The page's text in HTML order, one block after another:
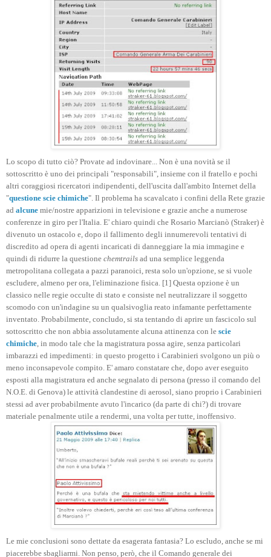
Lo scopo di tutto ciò? Provate ad indovinare... Non è una novità se il
sottoscritto è uno dei principali "responsabili", insieme con il fratello e pochi
altri coraggiosi ricercatori indipendenti, dell'uscita dall'ambito Internet della
"questione scie chimiche". Il problema ha scavalcato i confini della Rete grazie
ad alcune mie/nostre apparizioni in televisione e grazie anche a numerose
conferenze in giro per l'Italia. E' chiaro quindi che Rosario Marcianò (Straker) è
divenuto un ostacolo e, dopo il fallimento degli innumerevoli tentativi di
discredito ad opera di agenti incaricati di danneggiare la mia immagine e
quindi di ridurre la questione chemtrails ad una semplice leggenda
metropolitana collegata a pazzi paranoici, resta solo un'opzione, se si vuole
escludere, almeno per ora, l'eliminazione fisica. [1] Questa opzione è un
classico nelle regie occulte di stato e consiste nel neutralizzare il soggetto
scomodo con un'indagine su un qualsivoglia reato infamante perfettamente
inventato. Probabilmente, concludo, si sta tentando di aprire un fascicolo sul
sottoscritto che non abbia assolutamente alcuna attinenza con le scie
chimiche , in modo tale che la magistratura possa agire, senza particolari
imbarazzi ed impedimenti: in questo progetto i Carabinieri svolgono un più o
meno inconsapevole compito. E' amaro constatare che, dopo aver eseguito
esposti alla magistratura ed anche segnalato di persona (presso il comando del
N.O.E. di Genova) le attività clandestine di aerosol, siano proprio i Carabinieri
stessi ad aver probabilmente avuto l'incarico (da parte di chi?) di trovare
materiale penalmente utile a rendermi, una volta per tutte, inoffensivo.
Le mie conclusioni sono dettate da esagerata fantasia? Lo escludo, anche se mi
piacerebbe sbagliarmi. Non penso, però, che il Comando generale dei